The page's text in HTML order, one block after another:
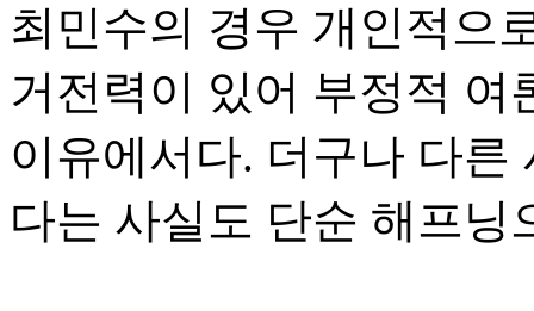
최민수의 경우 개인적으
거전력이 있어 부정적 여
이유에서다. 더구나 다른
다는 사실도 단순 해프닝